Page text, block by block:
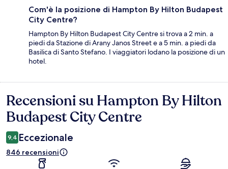
Com'è la posizione di Hampton By Hilton Budapest
City Centre?
Hampton By Hilton Budapest City Centre si trova a 2 min. a
piedi da Stazione di Arany Janos Street e a 5 min. a piedi da
Basilica di Santo Stefano. I viaggiatori lodano la posizione di un
hotel.
Recensioni
Recensioni su Hampton By Hilton
Budapest City Centre
9,4 Eccezionale
846 recensioni